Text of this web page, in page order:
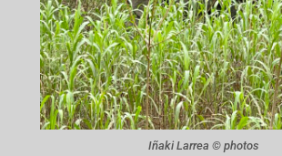
Iñaki Larrea © photos